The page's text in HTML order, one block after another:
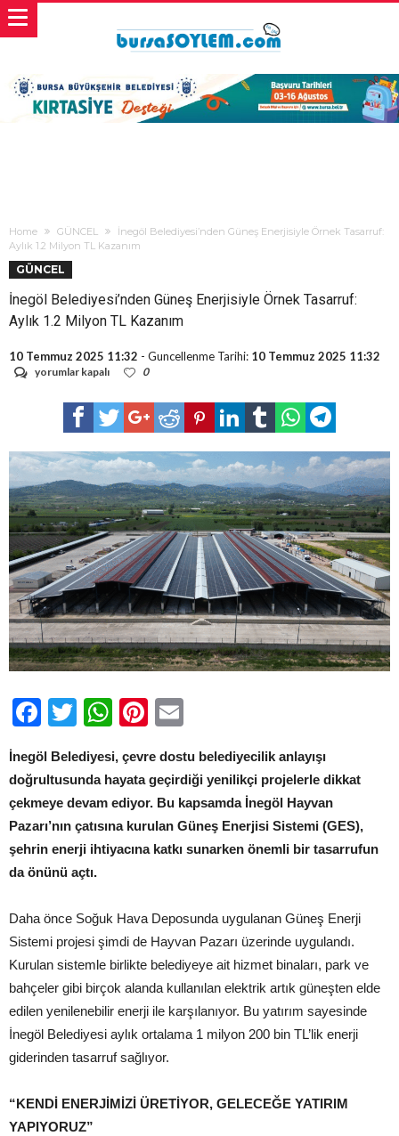
Home GÜNCEL
İnegöl Belediyesi’nden Güneş Enerjisiyle Örnek Tasarruf:
Aylık 1.2 Milyon TL Kazanım
GÜNCEL
İnegöl Belediyesi’nden Güneş Enerjisiyle Örnek Tasarruf:
Aylık 1.2 Milyon TL Kazanım
10 Temmuz 2025 11:32 - Guncellenme Tarihi: 10 Temmuz 2025 11:32
İnegöl
Güneş
Enerjisiyle
Aylık
1.2
Milyon
TL
Kazanım
için
yorumlar kapalı 0
Facebook
TwitterWhatsApp
Pinterest
İnegöl Belediyesi, çevre dostu belediyecilik anlayışı
doğrultusunda hayata geçirdiği yenilikçi projelerle dikkat
çekmeye devam ediyor. Bu kapsamda İnegöl Hayvan
Pazarı’nın çatısına kurulan Güneş Enerjisi Sistemi (GES),
şehrin enerji ihtiyacına katkı sunarken önemli bir tasarrufun
da önünü açtı.
Daha önce Soğuk Hava Deposunda uygulanan Güneş Enerji
Sistemi projesi şimdi de Hayvan Pazarı üzerinde uygulandı.
Kurulan sistemle birlikte belediyeye ait hizmet binaları, park ve
bahçeler gibi birçok alanda kullanılan elektrik artık güneşten elde
edilen yenilenebilir enerji ile karşılanıyor. Bu yatırım sayesinde
İnegöl Belediyesi aylık ortalama 1 milyon 200 bin TL’lik enerji
giderinden tasarruf sağlıyor.
“KENDİ ENERJİMİZİ ÜRETİYOR, GELECEĞE YATIRIM
YAPIYORUZ”